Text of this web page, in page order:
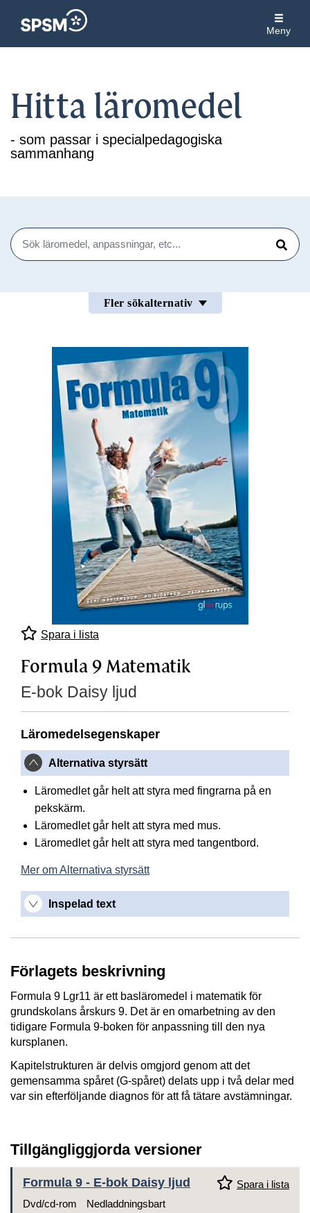
Meny
Hitta läromedel
- som passar i specialpedagogiska
sammanhang
Sök
Sök
Fler sökalternativ
Spara i lista
Formula 9 Matematik
E-bok Daisy ljud
Läromedelsegenskaper
Alternativa styrsätt
Läromedlet går helt att styra med fingrarna på en
pekskärm.
Läromedlet går helt att styra med mus.
Läromedlet går helt att styra med tangentbord.
Mer om Alternativa styrsätt
Inspelad text
Förlagets beskrivning
Formula 9 Lgr11 är ett basläromedel i matematik för
grundskolans årskurs 9. Det är en omarbetning av den
tidigare Formula 9-boken för anpassning till den nya
kursplanen.
Kapitelstrukturen är delvis omgjord genom att det
gemensamma spåret (G-spåret) delats upp i två delar med
var sin efterföljande diagnos för att få tätare avstämningar.
Tillgängliggjorda versioner
Formula 9 - E-bok Daisy ljud
Spara i lista
Dvd/cd-rom
Nedladdningsbart